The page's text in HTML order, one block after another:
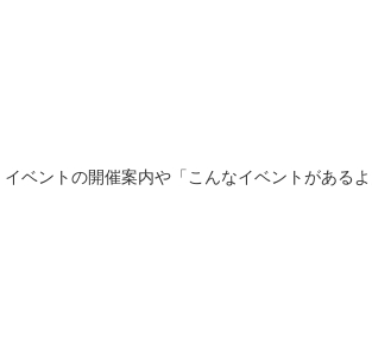
ベントの開催案内や「こんなイベントがある